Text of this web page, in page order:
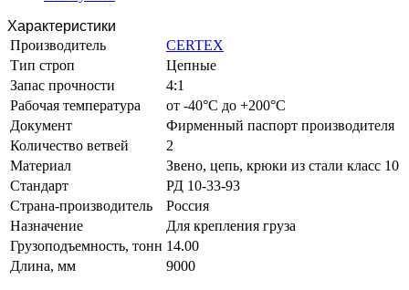
Характеристики
Производитель
CERTEX
Тип строп
Цепные
Запас прочности
4:1
Рабочая температура
от -40°C до +200°C
Документ
Фирменный паспорт производителя
Количество ветвей
2
Материал
Звено, цепь, крюки из стали класс 10
Стандарт
РД 10-33-93
Страна-производитель
Россия
Назначение
Для крепления груза
Грузоподъемность, тонн 14.00
Длина, мм
9000